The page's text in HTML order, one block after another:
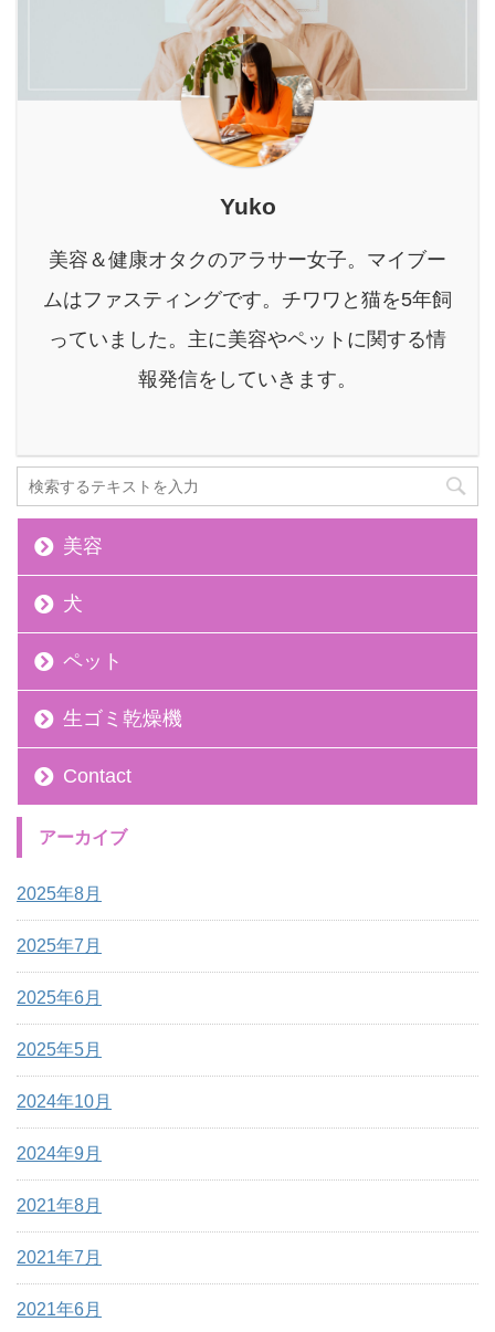
経験があり、夜鳴きをし
ていた時期もありました
が、以下で紹介する対策
方法で改善したので信 ...
法、注意点、さらに塩抜
きと相性の良いファステ
ィングまで、花嫁さんの
疑問や不安を解消できる
よ ...
で一度きりの晴れ舞台を
後悔なく迎えたい そう願
うプレ花嫁さんの気持
ち、痛いほどよくわかり
ます。 SNSで見る完璧
な花嫁さんたちと比べて
「私には無理かも…」と
は、まさに「結婚式まで
時間がないけれど、どう
うあなたのために書きま
した。 Yuko限られた時
Yuko
美容＆健康オタクのアラサー女子。マイブー
ムはファスティングです。チワワと猫を5年飼
っていました。主に美容やペットに関する情
報発信をしていきます。
美容
犬
ペット
生ゴミ乾燥機
Contact
アーカイブ
2025年8月
2025年7月
2025年6月
2025年5月
2024年10月
2024年9月
2021年8月
2021年7月
2021年6月